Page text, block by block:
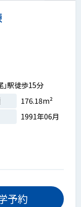
」駅徒歩15分
176.18m²
1991年06月
予約